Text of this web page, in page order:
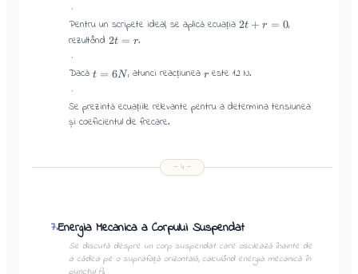
·
Pentru un scripete ideal, se aplică ecuația 2t + r = 0,
rezultând 2t = r.
·
Dacă t = 6N, atunci reacțiunea r este 12 N.
·
Se prezintă ecuațiile relevante pentru a determina tensiunea
și coeficientul de frecare.
— 4 —
7.Energia Mecanica a Corpului Suspendat
Se discută despre un corp suspendat care oscilează înainte de
a cădea pe o suprafață orizontală, calculând energia mecanică în
punctul A.